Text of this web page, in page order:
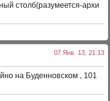
столб(разумеется-архи
07 Янв. 13, 21:13
на Буденновском , 101